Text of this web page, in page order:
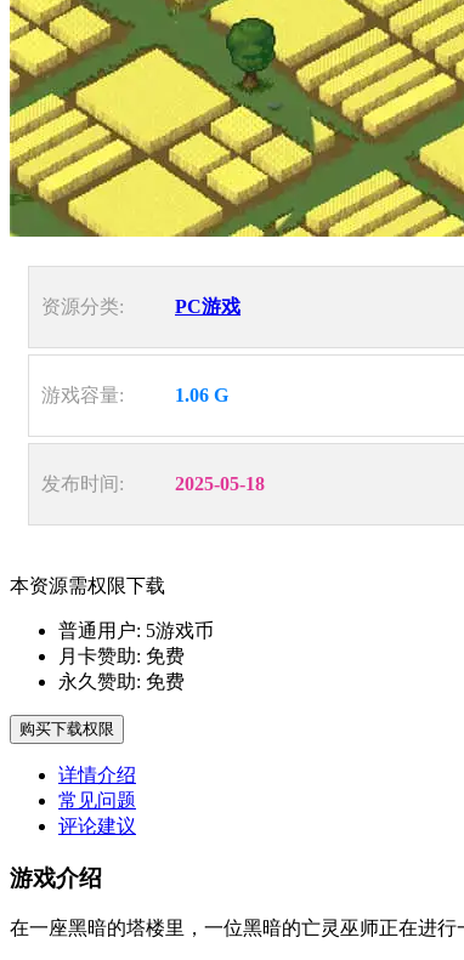
资源分类: PC游戏
游戏容量: 1.06 G
发布时间: 2025-05-18
本资源需权限下载
普通用户: 5游戏币
月卡赞助: 免费
永久赞助: 免费
购买下载权限
详情介绍
常见问题
评论建议
游戏介绍
在一座黑暗的塔楼里，一位黑暗的亡灵巫师正在进